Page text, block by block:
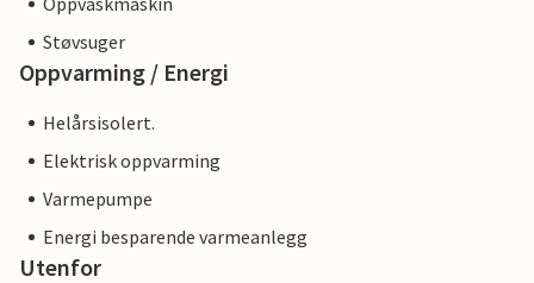
Støvsuger
Oppvarming / Energi
Helårsisolert.
Elektrisk oppvarming
Varmepumpe
Energi besparende varmeanlegg
Utenfor